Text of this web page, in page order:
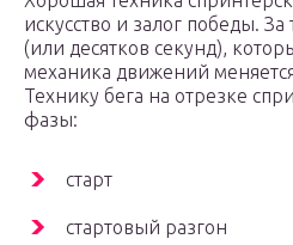
искусство и залог победы. За
(или десятков секунд),
механика движений
Технику бега на отрезке
фазы:
старт
стартовый разгон